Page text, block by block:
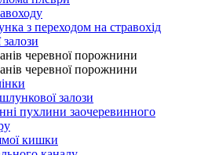
з переходом на стравохід
черевної порожнини
черевної порожнини
залози
пухлини заочеревинного
кишки